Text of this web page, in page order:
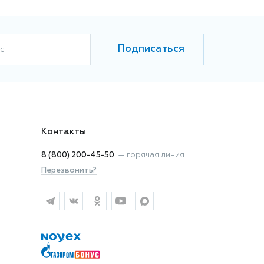
Подписаться
Контакты
8 (800) 200-45-50 — горячая линия
Перезвонить?